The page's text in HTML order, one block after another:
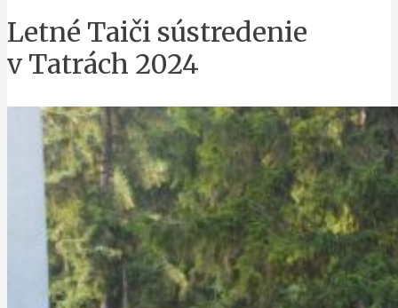
Letné Taiči sústredenie
v Tatrách 2024